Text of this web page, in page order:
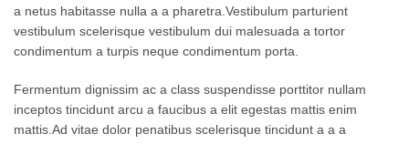
a netus habitasse nulla a a pharetra.Vestibulum parturient
vestibulum scelerisque vestibulum dui malesuada a tortor
condimentum a turpis neque condimentum porta.
Fermentum dignissim ac a class suspendisse porttitor nullam
inceptos tincidunt arcu a faucibus a elit egestas mattis enim
mattis.Ad vitae dolor penatibus scelerisque tincidunt a a a